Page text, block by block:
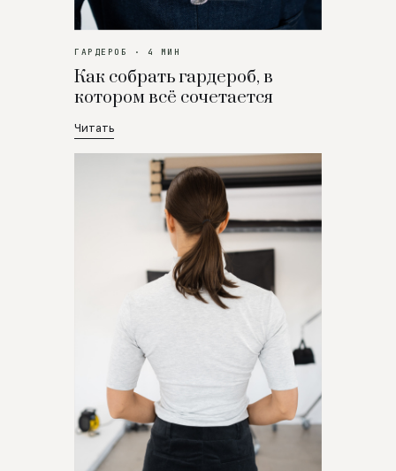
ГАРДЕРОБ · 4 МИН
Как собрать гардероб, в
котором всё сочетается
Читать